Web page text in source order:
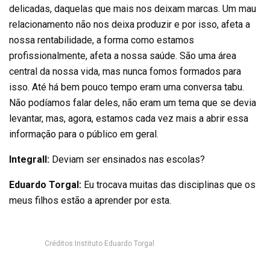
delicadas, daquelas que mais nos deixam marcas. Um mau
relacionamento não nos deixa produzir e por isso, afeta a
nossa rentabilidade, a forma como estamos
profissionalmente, afeta a nossa saúde. São uma área
central da nossa vida, mas nunca fomos formados para
isso. Até há bem pouco tempo eram uma conversa tabu.
Não podíamos falar deles, não eram um tema que se devia
levantar, mas, agora, estamos cada vez mais a abrir essa
informação para o público em geral.
Integrall: Deviam ser ensinados nas escolas?
Eduardo Torgal: Eu trocava muitas das disciplinas que os
meus filhos estão a aprender por esta.
Créditos:Instituto Eduardo Torgal